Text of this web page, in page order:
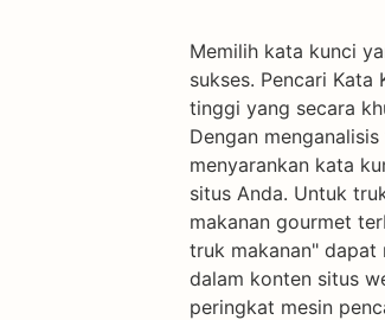
Memilih kata kunci
sukses. Pencari
tinggi yang secara
Dengan
menyarankan kata
situs Anda. Untuk
makanan gourmet
truk makanan" dapat
dalam konten situs
peringkat mesin